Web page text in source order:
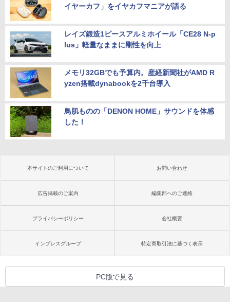
イヤーカフ」をイヤカフマニアが語る
レイズ鍛造1ピースアルミホイール「CE28 N-p
lus」軽量なままに剛性を向上
メモリ32GBでも予算内。産経新聞社がAMD R
yzen搭載dynabookを2千台導入
鳥肌ものの「DENON HOME」サウンドを体感
した！
本サイトのご利用について お問い合わせ
広告掲載のご案内 編集部へのご連絡
プライバシーポリシー 会社概要
インプレスグループ 特定商取引法に基づく表示
PC版で見る